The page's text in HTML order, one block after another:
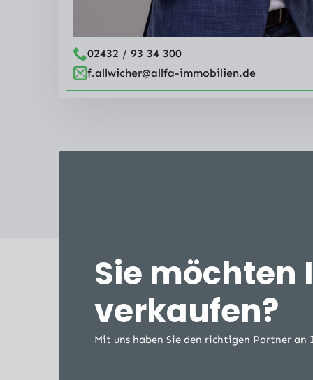
02432 / 93 34 300
f.allwicher@allfa-immobilien.de
Sie möchten
verkaufen?
Mit uns haben Sie den richtigen Partner an